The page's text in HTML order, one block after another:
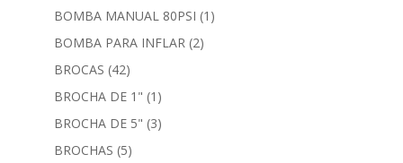
BOMBA MANUAL 80PSI (1)
BOMBA PARA INFLAR (2)
BROCAS (42)
BROCHA DE 1" (1)
BROCHA DE 5" (3)
BROCHAS (5)